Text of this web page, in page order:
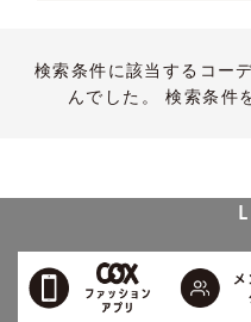
検索条件に該当するコー
んでした。 検索条件